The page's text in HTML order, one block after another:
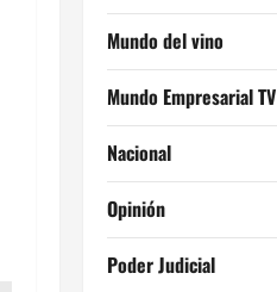
Mundo del vino
Mundo Empresarial TV
Nacional
Opinión
Poder Judicial